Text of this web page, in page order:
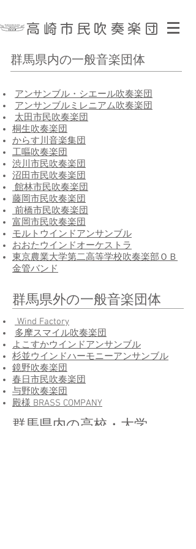
​高崎市民吹奏楽団
群馬県内の一般音楽団体
アンサンブル・シエール吹奏楽団
アンサンブルミレニアム吹奏楽団
太田市民吹奏楽団
桐生吹奏楽団
からす川音楽集団
工嘔吹奏楽団
渋川市民吹奏楽団
沼田市民吹奏楽団
館林市民吹奏楽団
藤岡市民吹奏楽団
前橋市民吹奏楽団
富岡市民吹奏楽団
モルトウインドアンサンブル
おおたウインドオーケストラ
東京農業大学第二高等学校吹奏楽部ＯＢ
金管バンド
群馬県外の一般音楽団体
Wind Factory
多摩スマイル吹奏楽団
よこすかウインドアンサンブル
杉並ウインドハーモニーアンサンブル
鏡野吹奏楽団
春日市民吹奏楽団
与野吹奏楽団
殿様 BRASS COMPANY
群馬県内の高校・大学